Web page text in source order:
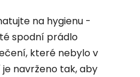
na hygienu -
spodní prádlo
které nebylo v
navrženo tak, aby